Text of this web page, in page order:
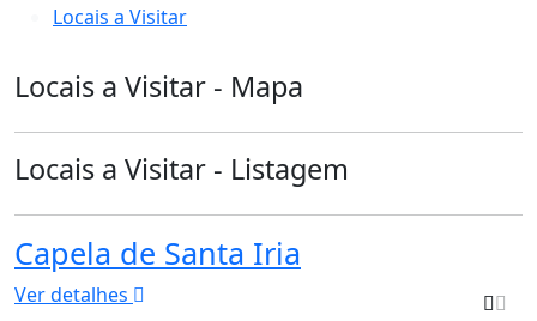
Locais a Visitar
Locais a Visitar - Mapa
Locais a Visitar - Listagem
Capela de Santa Iria
Ver detalhes